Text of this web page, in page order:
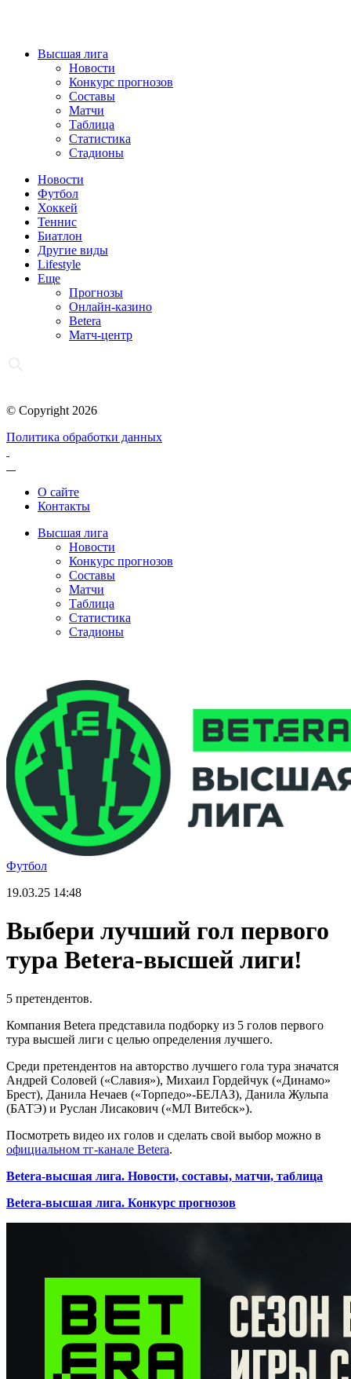
Высшая лига
Новости
Конкурс прогнозов
Составы
Матчи
Таблица
Статистика
Стадионы
Новости
Футбол
Хоккей
Теннис
Биатлон
Другие виды
Lifestyle
Еще
Прогнозы
Онлайн-казино
Betera
Матч-центр
© Copyright 2026
Политика обработки данных
О сайте
Контакты
Высшая лига
Новости
Конкурс прогнозов
Составы
Матчи
Таблица
Статистика
Стадионы
Футбол
19.03.25 14:48
Выбери лучший гол первого
тура Betera-высшей лиги!
5 претендентов.
Компания Betera представила подборку из 5 голов первого
тура высшей лиги с целью определения лучшего.
Среди претендентов на авторство лучшего гола тура значатся
Андрей Соловей («Славия»), Михаил Гордейчук («Динамо»
Брест), Данила Нечаев («Торпедо»-БЕЛАЗ), Данила Жульпа
(БАТЭ) и Руслан Лисакович («МЛ Витебск»).
Посмотреть видео их голов и сделать свой выбор можно в
официальном тг-канале Betera.
Betera-высшая лига. Новости, составы, матчи, таблица
Betera-высшая лига. Конкурс прогнозов